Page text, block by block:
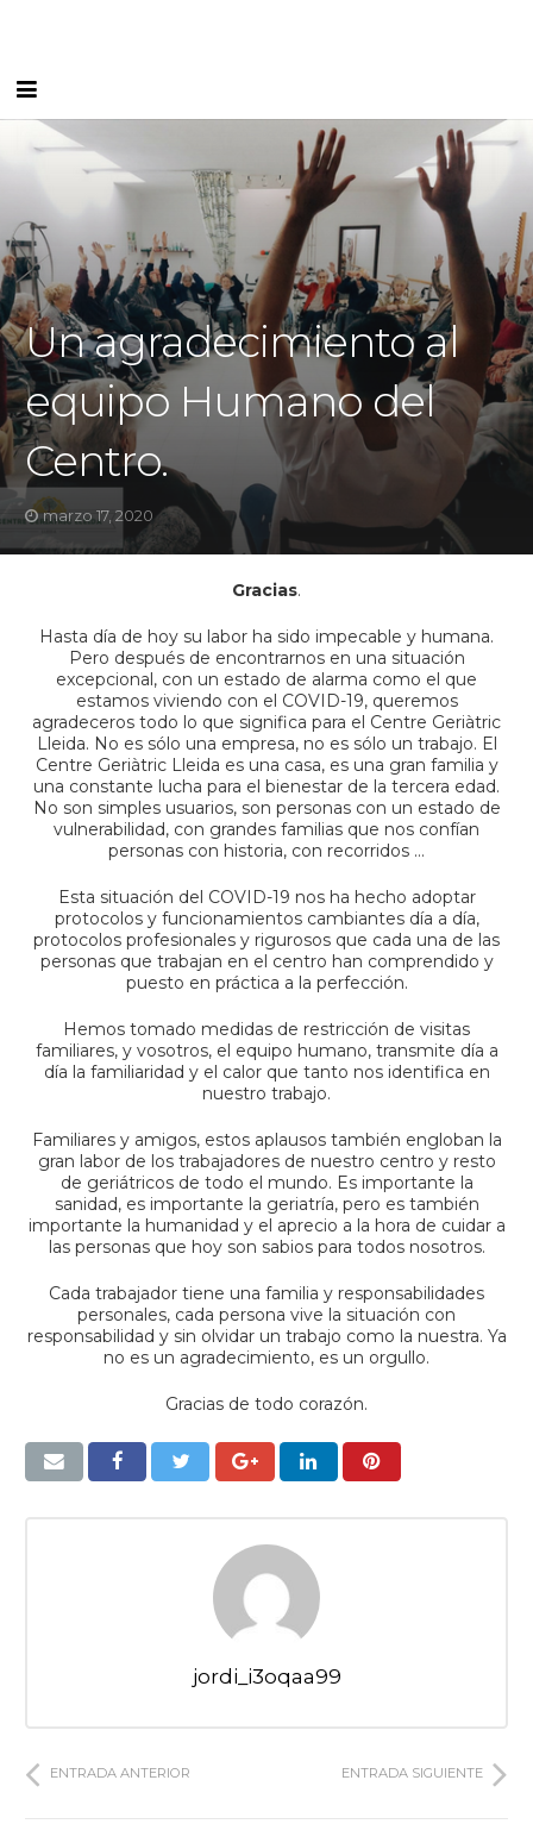
Inicio
Instalaciones
Equipo
Blog
I FEEL
Contacto
Un agradecimiento al
equipo Humano del
Centro.
marzo 17, 2020
Gracias.
Hasta día de hoy su labor ha sido impecable y humana.
Pero después de encontrarnos en una situación
excepcional, con un estado de alarma como el que
estamos viviendo con el COVID-19, queremos
agradeceros todo lo que significa para el Centre Geriàtric
Lleida. No es sólo una empresa, no es sólo un trabajo. El
Centre Geriàtric Lleida es una casa, es una gran familia y
una constante lucha para el bienestar de la tercera edad.
No son simples usuarios, son personas con un estado de
vulnerabilidad, con grandes familias que nos confían
personas con historia, con recorridos …
Esta situación del COVID-19 nos ha hecho adoptar
protocolos y funcionamientos cambiantes día a día,
protocolos profesionales y rigurosos que cada una de las
personas que trabajan en el centro han comprendido y
puesto en práctica a la perfección.
Hemos tomado medidas de restricción de visitas
familiares, y vosotros, el equipo humano, transmite día a
día la familiaridad y el calor que tanto nos identifica en
nuestro trabajo.
Familiares y amigos, estos aplausos también engloban la
gran labor de los trabajadores de nuestro centro y resto
de geriátricos de todo el mundo. Es importante la
sanidad, es importante la geriatría, pero es también
importante la humanidad y el aprecio a la hora de cuidar a
las personas que hoy son sabios para todos nosotros.
Cada trabajador tiene una familia y responsabilidades
personales, cada persona vive la situación con
responsabilidad y sin olvidar un trabajo como la nuestra. Ya
no es un agradecimiento, es un orgullo.
Gracias de todo corazón.
jordi_i3oqaa99
ENTRADA ANTERIOR ENTRADA SIGUIENTE